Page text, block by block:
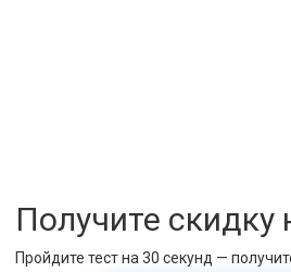
Получите скидку
Пройдите тест на 30 секунд —